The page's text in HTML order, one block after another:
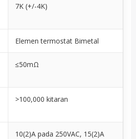
7K (+/-4K)
Elemen termostat Bimetal
≤50mΩ
>100,000 kitaran
10(2)A pada 250VAC, 15(2)A